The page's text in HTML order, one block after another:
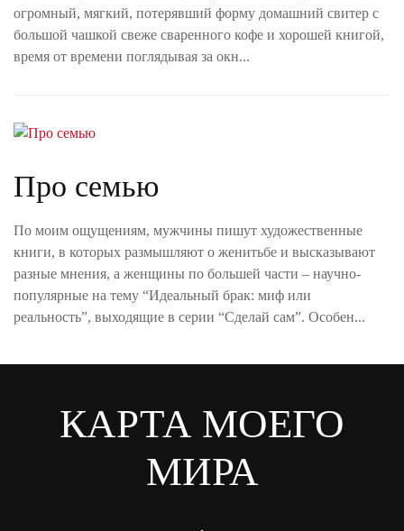
огромный, мягкий, потерявший форму домашний свитер с
большой чашкой свеже сваренного кофе и хорошей книгой,
время от времени поглядывая за окн...
Про семью
По моим ощущениям, мужчины пишут художественные
книги, в которых размышляют о женитьбе и высказывают
разные мнения, а женщины по большей части – научно-
популярные на тему “Идеальный брак: миф или
реальность”, выходящие в серии “Сделай сам”. Особен...
КАРТА МОЕГО
МИРА